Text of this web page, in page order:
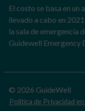
El costo se basa en un
llevado a cabo en
la sala de emergencia
Guidewell Emergency
© 2026 GuideWell
Política de Privacidad